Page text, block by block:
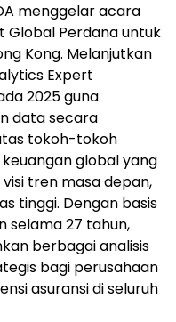
menggelar acara
Global Perdana untuk
Kong. Melanjutkan
Expert
2025 guna
data secara
tokoh-tokoh
global yang
tren masa depan,
tinggi. Dengan basis
selama 27 tahun,
berbagai analisis
bagi perusahaan
asuransi di seluruh